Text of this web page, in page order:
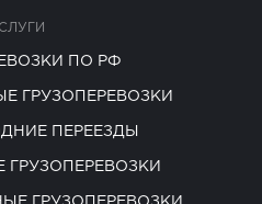
ПО РФ
ГРУЗОПЕРЕВОЗКИ
ПЕРЕЕЗДЫ
ГРУЗОПЕРЕВОЗКИ